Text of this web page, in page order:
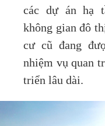
các dự án hạ
không gian đô
cư cũ đang
nhiệm vụ quan
triển lâu dài.